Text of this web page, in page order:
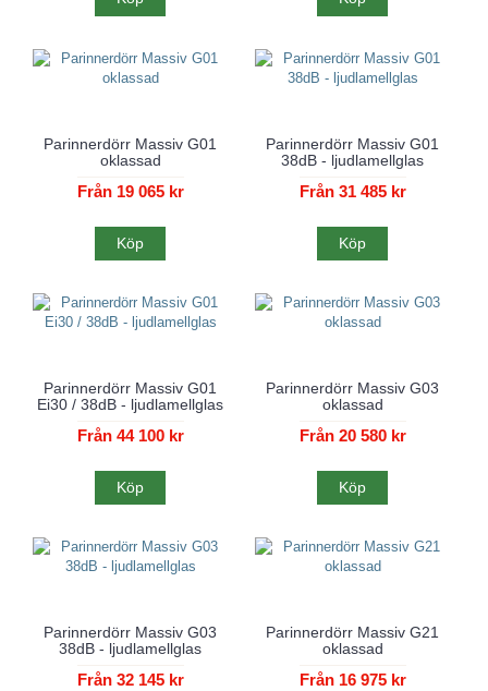
Parinnerdörr Massiv G01
oklassad
Från 19 065 kr
Köp
Parinnerdörr Massiv G01
38dB - ljudlamellglas
Från 31 485 kr
Köp
Parinnerdörr Massiv G01
Ei30 / 38dB - ljudlamellglas
Från 44 100 kr
Köp
Parinnerdörr Massiv G03
oklassad
Från 20 580 kr
Köp
Parinnerdörr Massiv G03
38dB - ljudlamellglas
Från 32 145 kr
Parinnerdörr Massiv G21
oklassad
Från 16 975 kr